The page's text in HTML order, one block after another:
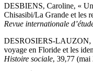
DESBIENS, Caroline, «
Chisasibi/La Grande et les
Revue internationale
DESROSIERS-LAUZON,
voyage en Floride et les
Histoire sociale, 39,77 (mai